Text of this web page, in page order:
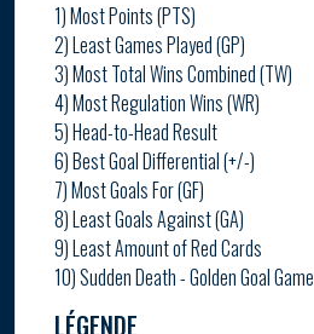
1) Most Points (PTS)
2) Least Games Played (GP)
3) Most Total Wins Combined (TW)
4) Most Regulation Wins (WR)
5) Head-to-Head Result
6) Best Goal Differential (+/-)
7) Most Goals For (GF)
8) Least Goals Against (GA)
9) Least Amount of Red Cards
10) Sudden Death - Golden Goal Game
LÉGENDE